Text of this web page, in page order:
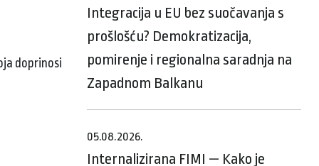
doprinosi
Integracija u EU bez suočavanja s
prošlošću? Demokratizacija,
pomirenje i regionalna saradnja na
Zapadnom Balkanu
05.08.2026.
Internalizirana FIMI — Kako je